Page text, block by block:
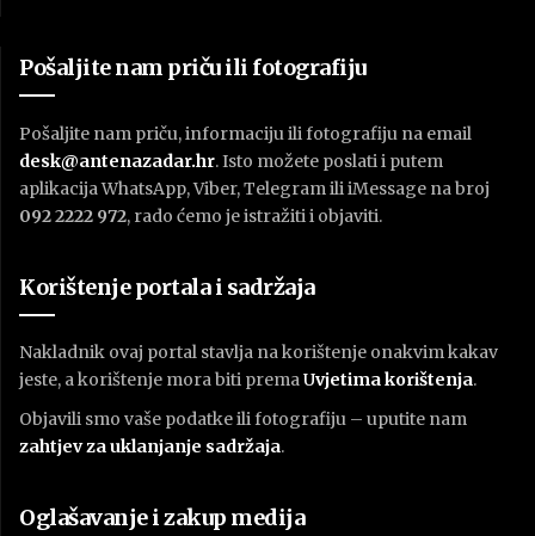
Pošaljite nam priču ili fotografiju
Pošaljite nam priču, informaciju ili fotografiju na email
desk@antenazadar.hr. Isto možete poslati i putem
aplikacija WhatsApp, Viber, Telegram ili iMessage na broj
092 2222 972, rado ćemo je istražiti i objaviti.
Korištenje portala i sadržaja
Nakladnik ovaj portal stavlja na korištenje onakvim kakav
jeste, a korištenje mora biti premaUvjetima korištenja.
Objavili smo vaše podatke ili fotografiju – uputite nam
zahtjev za uklanjanje sadržaja.
Oglašavanje i zakup medija